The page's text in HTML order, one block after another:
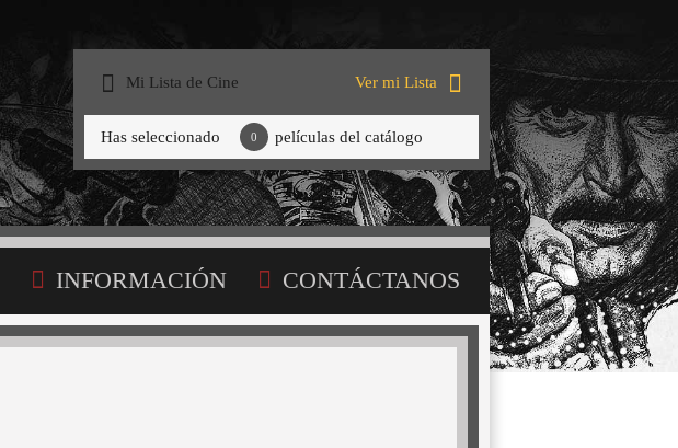
Mi Lista de Cine Ver mi Lista
Has seleccionado 0 películas del catálogo
INFORMACIÓN CONTÁCTANOS